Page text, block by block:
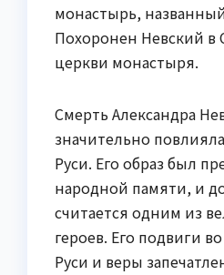
монастырь, названный
Похоронен Невский в
церкви монастыря.
Смерть Александра
значительно
Руси. Его образ был
народной памяти, и
считается одним из
героев. Его подвиги
Руси и веры